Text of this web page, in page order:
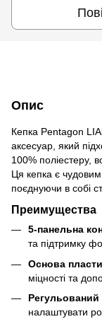
Опис
Кепка Pentagon
аксесуар, який
100% поліестеру,
Ця кепка є
поєднуючи в собі
Преимущества
5-панельна
та підтримку
Основа
міцності та
Регульований
налаштувати